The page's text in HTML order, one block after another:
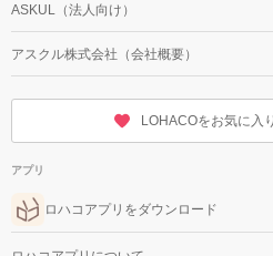
ASKUL（法人向け）
アスクル株式会社（会社概要）
LOHACOをお気に入
アプリ
ロハコアプリをダウンロード